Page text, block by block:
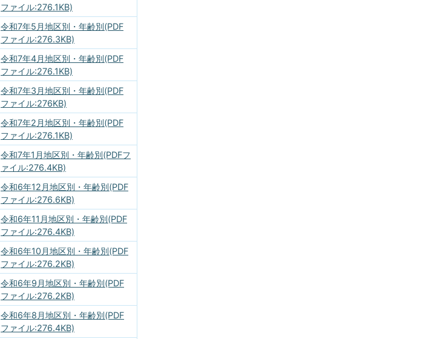
ファイル:276.1KB)
令和7年5月地区別・年齢別(PDF
ファイル:276.3KB)
令和7年4月地区別・年齢別(PDF
ファイル:276.1KB)
令和7年3月地区別・年齢別(PDF
ファイル:276KB)
令和7年2月地区別・年齢別(PDF
ファイル:276.1KB)
令和7年1月地区別・年齢別(PDFフ
ァイル:276.4KB)
令和6年12月地区別・年齢別(PDF
ファイル:276.6KB)
令和6年11月地区別・年齢別(PDF
ファイル:276.4KB)
令和6年10月地区別・年齢別(PDF
ファイル:276.2KB)
令和6年9月地区別・年齢別(PDF
ファイル:276.2KB)
令和6年8月地区別・年齢別(PDF
ファイル:276.4KB)